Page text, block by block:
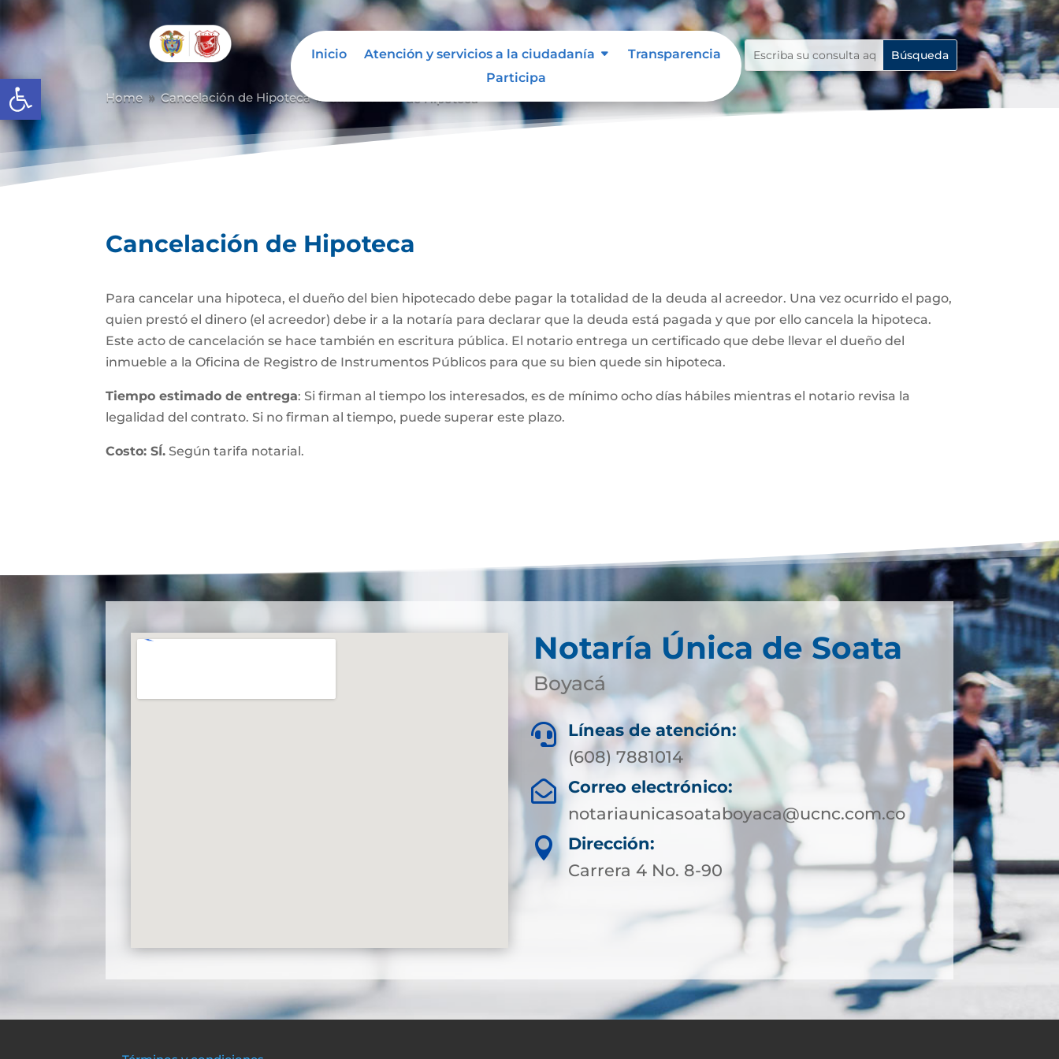
Abrir barra de herramientas
Inicio Atención y servicios a la ciudadanía
Transparencia
Participa
Home 9 Cancelación de Hipoteca 9
Cancelación de Hipoteca
Para cancelar una hipoteca, el dueño del bien hipotecado debe pagar la totalidad de la deuda al acreedor. Una vez ocurrido el pago,
quien prestó el dinero (el acreedor) debe ir a la notaría para declarar que la deuda está pagada y que por ello cancela la hipoteca.
Este acto de cancelación se hace también en escritura pública. El notario entrega un certificado que debe llevar el dueño del
inmueble a la Oficina de Registro de Instrumentos Públicos para que su bien quede sin hipoteca.
Tiempo estimado de entrega: Si firman al tiempo los interesados, es de mínimo ocho días hábiles mientras el notario revisa la
legalidad del contrato. Si no firman al tiempo, puede superar este plazo.
Costo: SÍ. Según tarifa notarial.
Notaría Única de Soata
Boyacá

Líneas de atención:
(608) 7881014
 Correo electrónico:
notariaunicasoataboyaca@ucnc.com.co

Dirección:
Carrera 4 No. 8-90